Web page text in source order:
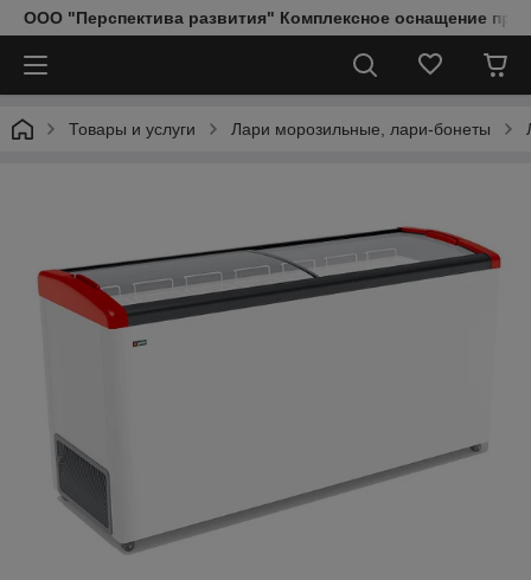
ООО "Перспектива развития" Комплексное оснащение
Товары и услуги Лари морозильные, лари-бонеты